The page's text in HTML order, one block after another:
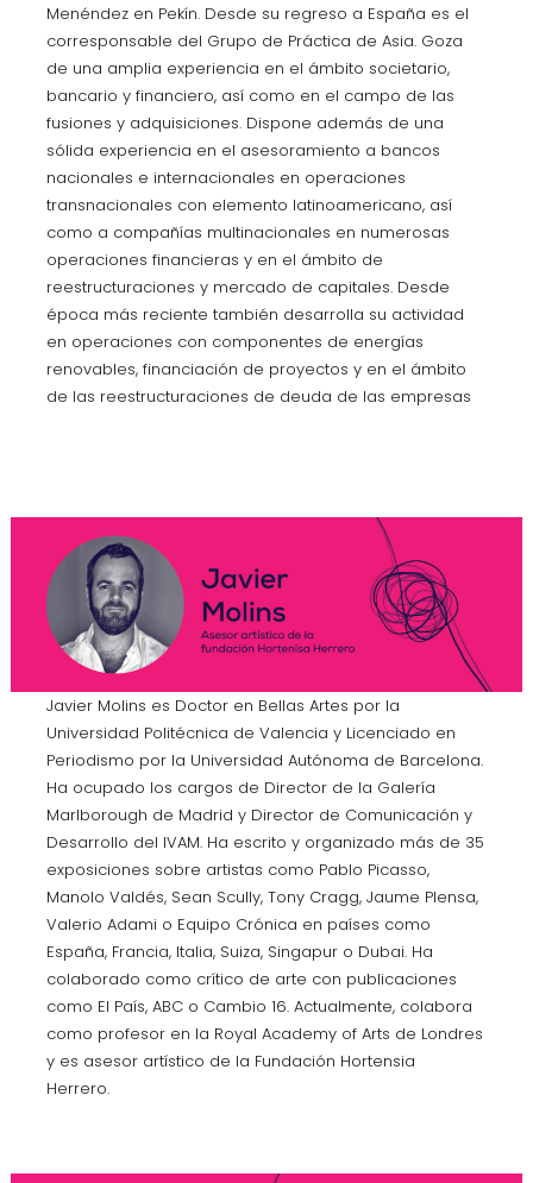
Menéndez en Pekín. Desde su regreso a España es el
corresponsable del Grupo de Práctica de Asia. Goza
de una amplia experiencia en el ámbito societario,
bancario y financiero, así como en el campo de las
fusiones y adquisiciones. Dispone además de una
sólida experiencia en el asesoramiento a bancos
nacionales e internacionales en operaciones
transnacionales con elemento latinoamericano, así
como a compañías multinacionales en numerosas
operaciones financieras y en el ámbito de
reestructuraciones y mercado de capitales. Desde
época más reciente también desarrolla su actividad
en operaciones con componentes de energías
renovables, financiación de proyectos y en el ámbito
de las reestructuraciones de deuda de las empresas
Javier Molins es Doctor en Bellas Artes por la
Universidad Politécnica de Valencia y Licenciado en
Periodismo por la Universidad Autónoma de Barcelona.
Ha ocupado los cargos de Director de la Galería
Marlborough de Madrid y Director de Comunicación y
Desarrollo del IVAM. Ha escrito y organizado más de 35
exposiciones sobre artistas como Pablo Picasso,
Manolo Valdés, Sean Scully, Tony Cragg, Jaume Plensa,
Valerio Adami o Equipo Crónica en países como
España, Francia, Italia, Suiza, Singapur o Dubai. Ha
colaborado como crítico de arte con publicaciones
como El País, ABC o Cambio 16. Actualmente, colabora
como profesor en la Royal Academy of Arts de Londres
y es asesor artístico de la Fundación Hortensia
Herrero.